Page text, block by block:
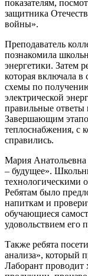
показателям,
защитника
войны».
Преподаватель
познакомила
энергетики. Затем
которая включала в
схемы по
электрической
правильные ответы
Завершающим
теплоснабжения, с
справились.
Мария Анатольевна
– будущее».
технологическими
Ребятам было
напиткам и
обучающиеся
удовольствием его
Также ребята
анализа», который
Лаборант